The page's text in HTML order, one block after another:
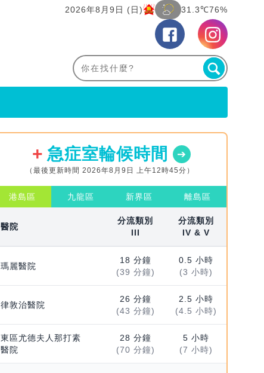
2026年8月9日 (日) 31.3℃76%
急症室輪候時間
（最後更新時間 2026年8月9日 上午12時45分）
港島區 九龍區 新界區 離島區
醫院
分流類別
III
分流類別
IV & V
瑪麗醫院
18 分鐘
(39 分鐘)
0.5 小時
(3 小時)
律敦治醫院
26 分鐘
(43 分鐘)
2.5 小時
(4.5 小時)
東區尤德夫人那打素
醫院
28 分鐘
(70 分鐘)
5 小時
(7 小時)